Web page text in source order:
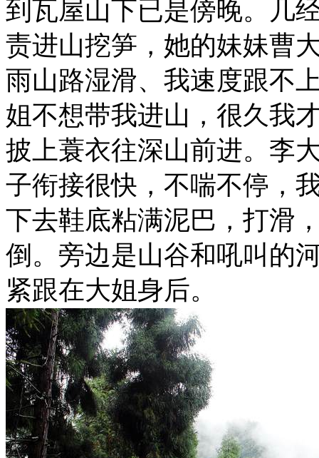
到瓦屋山下已是傍晚。几
责进山挖笋，她的妹妹曹
雨山路湿滑、我速度跟不
姐不想带我进山，很久我
披上蓑衣往深山前进。李
子衔接很快，不喘不停，
下去鞋底粘满泥巴，打滑
倒。旁边是山谷和吼叫的
紧跟在大姐身后。